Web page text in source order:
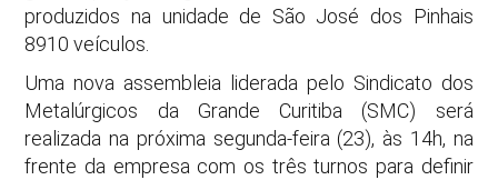
produzidos na unidade de São José dos Pinhais
8910 veículos.
Uma nova assembleia liderada pelo Sindicato dos
Metalúrgicos da Grande Curitiba (SMC) será
realizada na próxima segunda-feira (23), às 14h, na
frente da empresa com os três turnos para definir